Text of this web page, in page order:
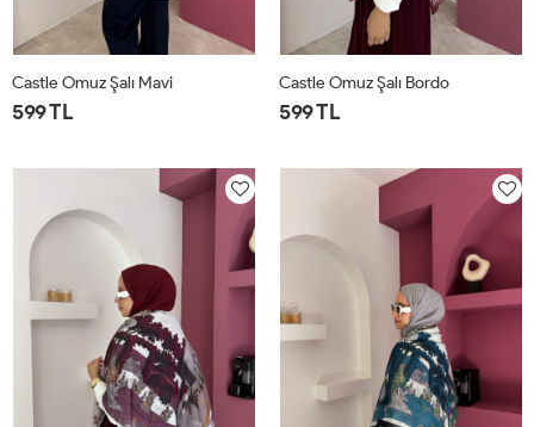
Castle Omuz Şalı Mavi
599 TL
Castle Omuz Şalı Bordo
599 TL